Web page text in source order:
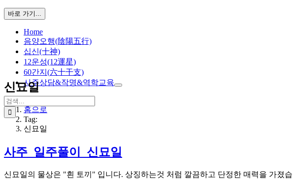
바로 가기...
Home
음양오행(陰陽五行)
십신(十神)
12운성(12運星)
60간지(六十干支)
사주상담&작명&역학교육
검
색:
신묘일
홈으로
Tag:
신묘일
사주_일주풀이_신묘일
신묘일의 물상은 "흰 토끼" 입니다. 상징하는것 처럼 깔끔하고 단정한 매력을 가졌